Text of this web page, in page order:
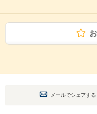
メールでシェアする